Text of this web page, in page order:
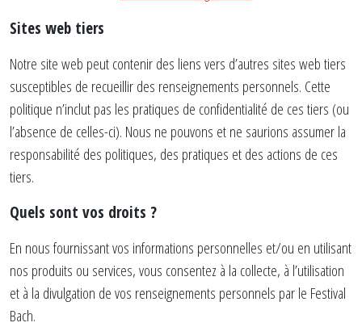
Sites web tiers
Notre site web peut contenir des liens vers d’autres sites web tiers
susceptibles de recueillir des renseignements personnels. Cette
politique n’inclut pas les pratiques de confidentialité de ces tiers (ou
l’absence de celles-ci). Nous ne pouvons et ne saurions assumer la
responsabilité des politiques, des pratiques et des actions de ces
tiers.
Quels sont vos droits ?
En nous fournissant vos informations personnelles et/ou en utilisant
nos produits ou services, vous consentez à la collecte, à l’utilisation
et à la divulgation de vos renseignements personnels par le Festival
Bach.